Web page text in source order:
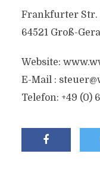
Frankfurter Str.
64521 Groß-
Website:
E-Mail :
Telefon: +49 (0)